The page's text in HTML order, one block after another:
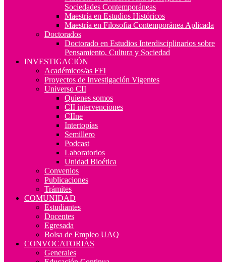
Sociedades Contemporáneas
Maestría en Estudios Históricos
Maestría en Filosofía Contemporánea Aplicada
Doctorados
Doctorado en Estudios Interdisciplinarios sobre
Pensamiento, Cultura y Sociedad
INVESTIGACIÓN
Académicos/as FFI
Proyectos de Investigación Vigentes
Universo CII
Quienes somos
CII intervenciones
CIIne
Intertopías
Semillero
Podcast
Laboratorios
Unidad Bioética
Convenios
Publicaciones
Trámites
COMUNIDAD
Estudiantes
Docentes
Egresada
Bolsa de Empleo UAQ
CONVOCATORIAS
Generales